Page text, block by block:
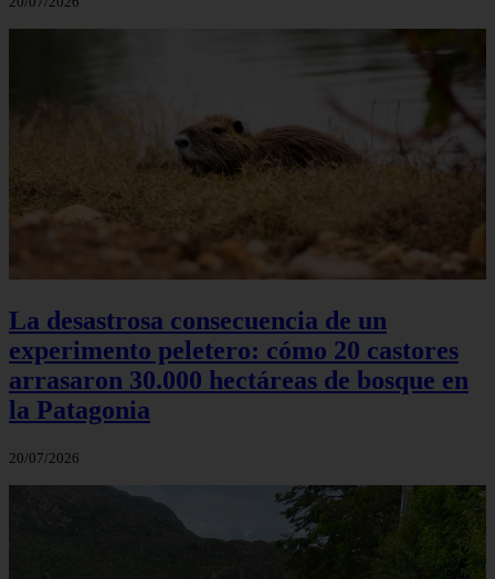
La desastrosa consecuencia de un
experimento peletero: cómo 20 castores
arrasaron 30.000 hectáreas de bosque en
la Patagonia
20/07/2026